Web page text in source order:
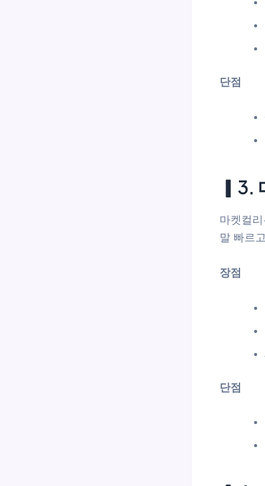
단점
▎3.
마켓컬
말 빠르
장점
단점